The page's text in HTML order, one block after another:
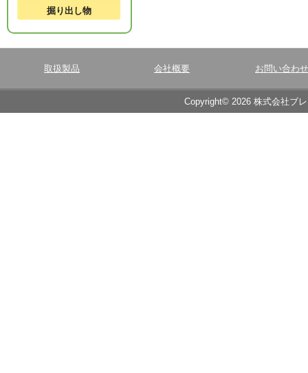
掘り出し物
取扱製品 会社概要 お問い合わせ
Copyright© 2026 株式会社ブ